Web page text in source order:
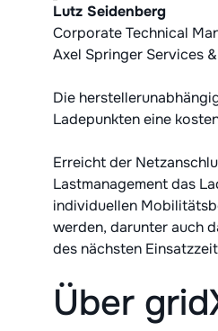
Lutz Seidenberg
Corporate Technical
Axel Springer Services
Die
Ladepunkten eine
Erreicht der
Lastmanagement das
individuellen
werden, darunter auch
des nächsten
Über